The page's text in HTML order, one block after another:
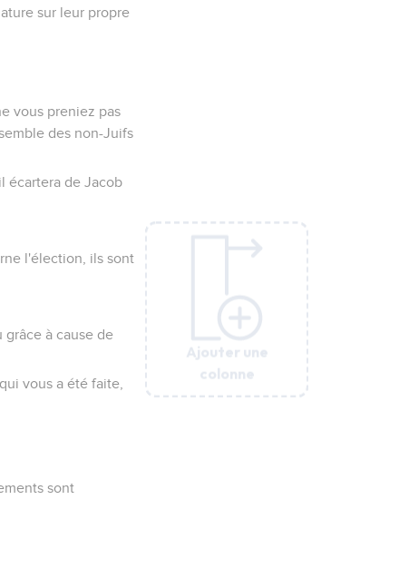
Ajouter une
colonne
sur leur propre
vous preniez pas
des non-Juifs
écartera de Jacob
l'élection, ils sont
à cause de
vous a été faite,
sont
Ajouter une
colonne
Ajouter une
colonne
Ajouter une
colonne
Ajouter une
colonne
Ajouter une
colonne